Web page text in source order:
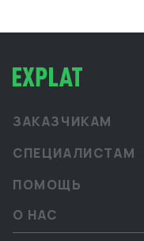
ЗАКАЗЧИКАМ
СПЕЦИАЛИСТАМ
ПОМОЩЬ
О НАС